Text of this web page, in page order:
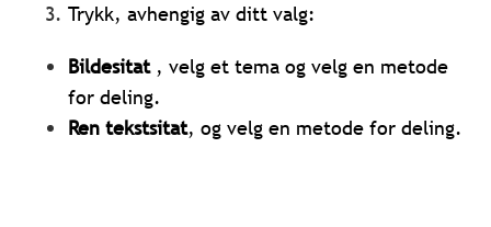
Trykk, avhengig av ditt valg:
Bildesitat, velg et tema og velg en metode
for deling.
Ren tekstsitat, og velg en metode for deling.